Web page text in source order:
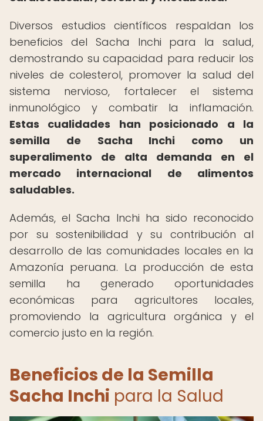
Diversos estudios científicos respaldan los
beneficios del Sacha Inchi para la salud,
demostrando su capacidad para reducir los
niveles de colesterol, promover la salud del
sistema nervioso, fortalecer el sistema
inmunológico y combatir la inflamación.
Estas cualidades han posicionado a la
semilla de Sacha Inchi como un
superalimento de alta demanda en el
mercado internacional de alimentos
saludables.
Además, el Sacha Inchi ha sido reconocido
por su sostenibilidad y su contribución al
desarrollo de las comunidades locales en la
Amazonía peruana. La producción de esta
semilla ha generado oportunidades
económicas para agricultores locales,
promoviendo la agricultura orgánica y el
comercio justo en la región.
Beneficios de la Semilla
Sacha Inchi para la Salud